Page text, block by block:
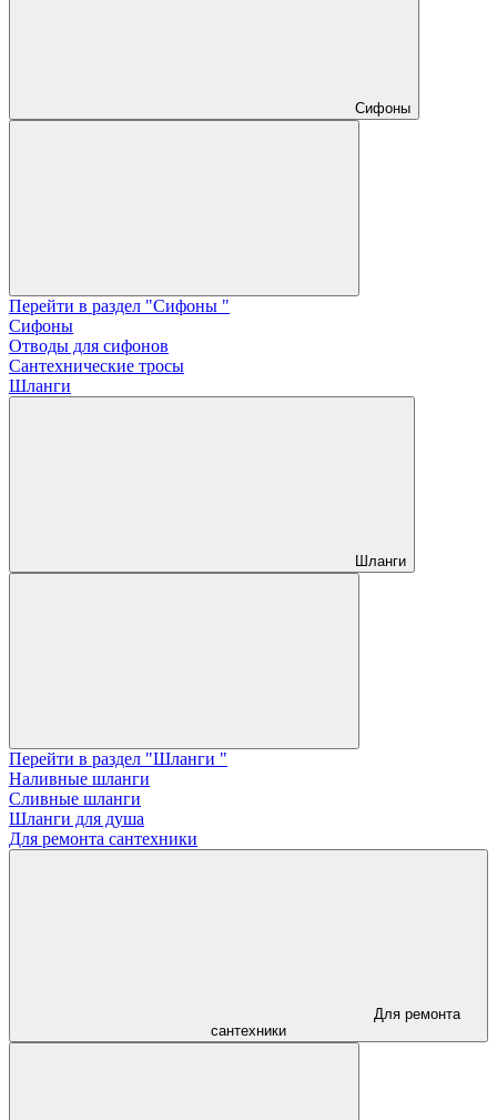
Сифоны
Перейти в раздел "Сифоны "
Сифоны
Отводы для сифонов
Сантехнические тросы
Шланги
Шланги
Перейти в раздел "Шланги "
Наливные шланги
Сливные шланги
Шланги для душа
Для ремонта сантехники
Для ремонта
сантехники